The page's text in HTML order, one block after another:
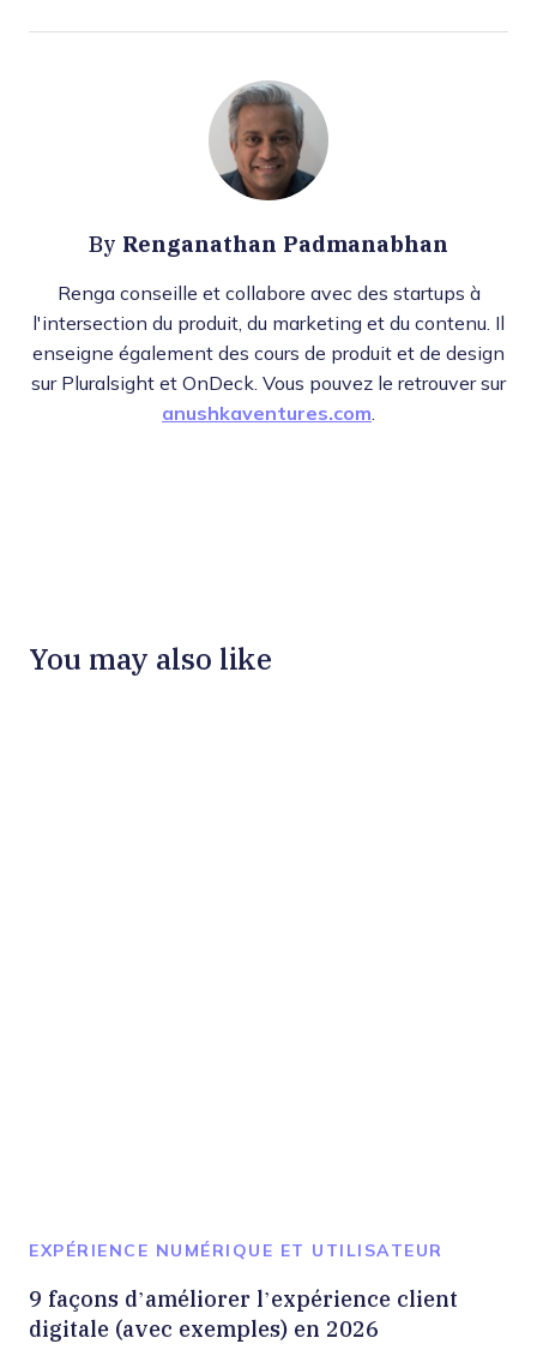
By Renganathan Padmanabhan
Renga conseille et collabore avec des startups à
l'intersection du produit, du marketing et du contenu. Il
enseigne également des cours de produit et de design
sur Pluralsight et OnDeck. Vous pouvez le retrouver sur
anushkaventures.com
You may also like
EXPÉRIENCE NUMÉRIQUE ET UTILISATEUR
9 façons d’améliorer l’expérience client
digitale (avec exemples) en 2026